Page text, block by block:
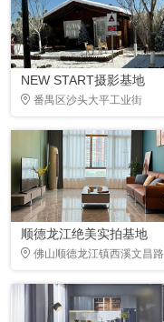
NEW START摄影基地
番禺区沙头大平工业街
顺德龙江绝美实拍基地
佛山顺德龙江镇西溪文昌路